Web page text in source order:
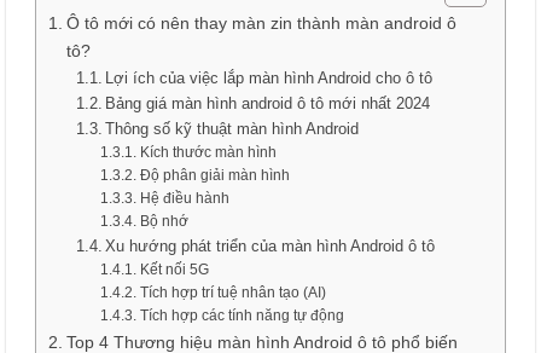
Ô tô mới có nên thay màn zin thành màn android ô
tô?
Lợi ích của việc lắp màn hình Android cho ô tô
Bảng giá màn hình android ô tô mới nhất 2024
Thông số kỹ thuật màn hình Android
Kích thước màn hình
Độ phân giải màn hình
Hệ điều hành
Bộ nhớ
Xu hướng phát triển của màn hình Android ô tô
Kết nối 5G
Tích hợp trí tuệ nhân tạo (AI)
Tích hợp các tính năng tự động
Top 4 Thương hiệu màn hình Android ô tô phổ biến